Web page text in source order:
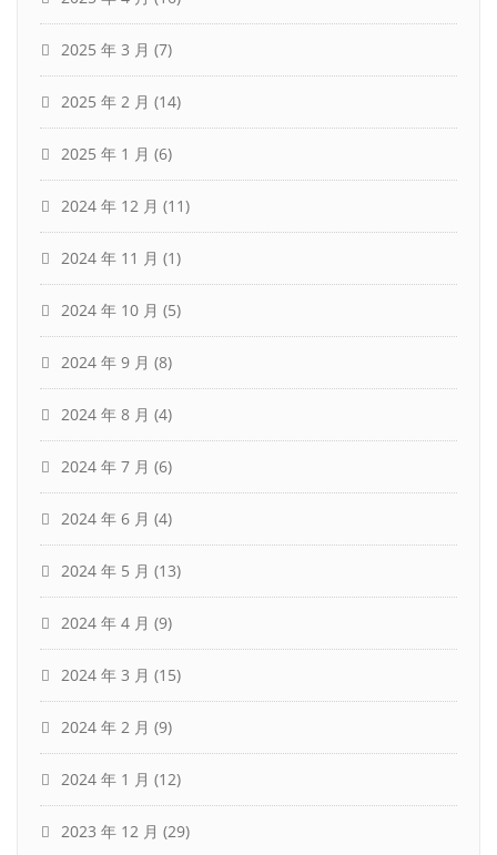
2025 年 3 月 (7)
2025 年 2 月 (14)
2025 年 1 月 (6)
2024 年 12 月 (11)
2024 年 11 月 (1)
2024 年 10 月 (5)
2024 年 9 月 (8)
2024 年 8 月 (4)
2024 年 7 月 (6)
2024 年 6 月 (4)
2024 年 5 月 (13)
2024 年 4 月 (9)
2024 年 3 月 (15)
2024 年 2 月 (9)
2024 年 1 月 (12)
2023 年 12 月 (29)